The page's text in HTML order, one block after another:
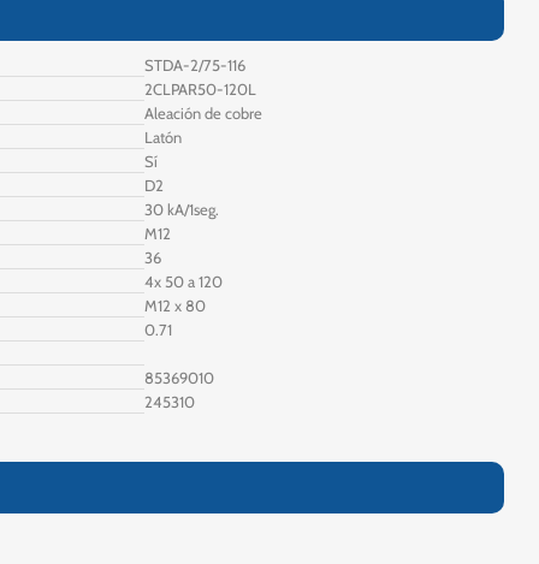
STDA-2/75-116
2CLPAR50-120L
Aleación de cobre
Latón
Sí
D2
30 kA/1seg.
M12
36
4x 50 a 120
M12 x 80
0.71
85369010
245310